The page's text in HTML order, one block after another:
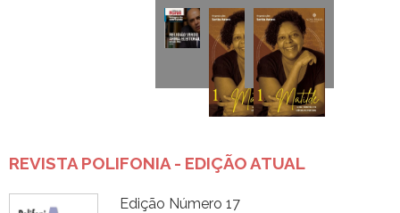
REVISTA POLIFONIA - EDIÇÃO ATUAL
Edição Número 17